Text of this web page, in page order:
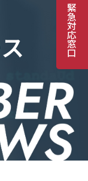
緊
急
対
応
窓
口
ス